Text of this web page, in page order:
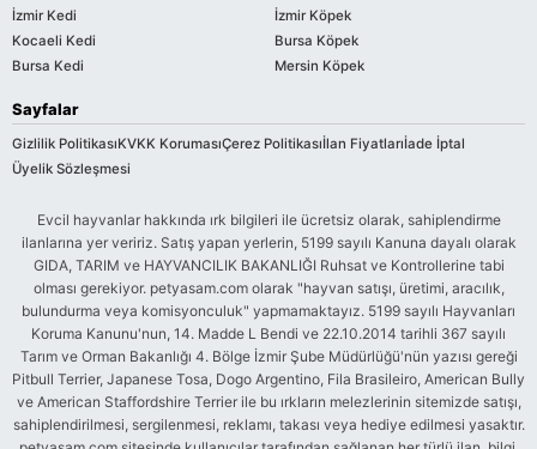
İzmir Kedi
Kocaeli Kedi
Bursa Kedi
İzmir Köpek
Bursa Köpek
Mersin Köpek
Sayfalar
Gizlilik PolitikasıKVKK KorumasıÇerez Politikasıİlan Fiyatlarıİade İptal
Üyelik Sözleşmesi
Evcil hayvanlar hakkında ırk bilgileri ile ücretsiz olarak, sahiplendirme
ilanlarına yer veririz. Satış yapan yerlerin, 5199 sayılı Kanuna dayalı olarak
GIDA, TARIM ve HAYVANCILIK BAKANLIĞI Ruhsat ve Kontrollerine tabi
olması gerekiyor. petyasam.com olarak "hayvan satışı, üretimi, aracılık,
bulundurma veya komisyonculuk" yapmamaktayız. 5199 sayılı Hayvanları
Koruma Kanunu'nun, 14. Madde L Bendi ve 22.10.2014 tarihli 367 sayılı
Tarım ve Orman Bakanlığı 4. Bölge İzmir Şube Müdürlüğü'nün yazısı gereği
Pitbull Terrier, Japanese Tosa, Dogo Argentino, Fila Brasileiro, American Bully
ve American Staffordshire Terrier ile bu ırkların melezlerinin sitemizde satışı,
sahiplendirilmesi, sergilenmesi, reklamı, takası veya hediye edilmesi yasaktır.